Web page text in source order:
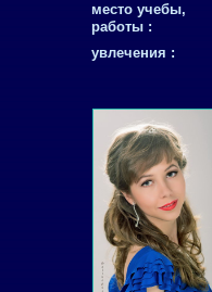
место учебы,
работы :
увлечения :